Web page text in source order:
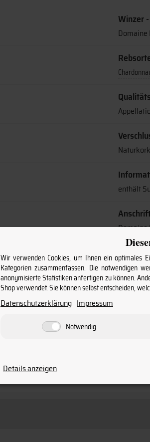
Winzer
Domaine
Naturkork
enthält
Domaine
91000
Wein
Wir verwenden Cookies, um Ihnen ein optimales
Kategorien zusammenfassen. Die notwendigen
anonymisierte Statistiken anfertigen zu können.
Shop verwendet. Sie können selbst entscheiden,
Datenschutzerklärung Impressum
Notwendig
Details anzeigen